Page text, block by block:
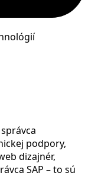
podpory,
dizajnér,
SAP – to sú